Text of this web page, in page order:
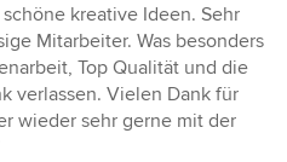
kreative Ideen. Sehr
Mitarbeiter. Was besonders
Top Qualität und die
verlassen. Vielen Dank für
wieder sehr gerne mit der